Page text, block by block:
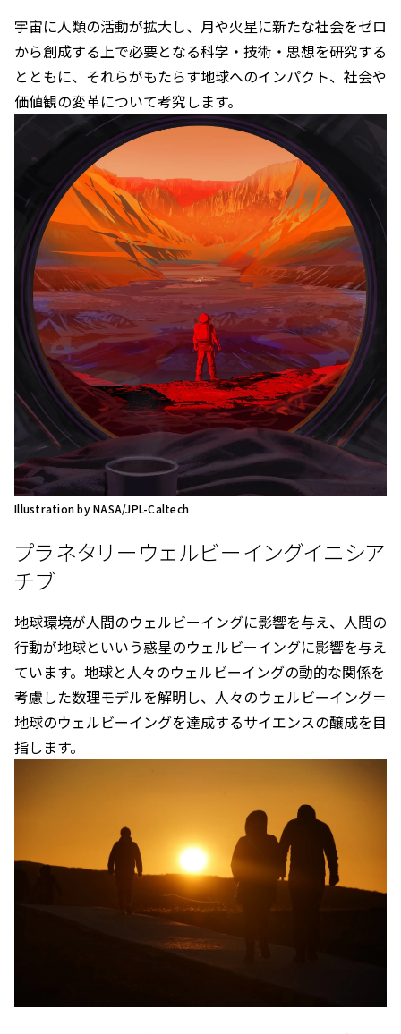
宇宙に人類の活動が拡大し、月や火星に新たな社会をゼロ
から創成する上で必要となる科学・技術・思想を研究する
とともに、それらがもたらす地球へのインパクト、社会や
価値観の変革について考究します。
Illustration by NASA/JPL-Caltech
プラネタリーウェルビーイングイニシア
チブ
地球環境が人間のウェルビーイングに影響を与え、人間の
行動が地球といいう惑星のウェルビーイングに影響を与え
ています。地球と人々のウェルビーイングの動的な関係を
考慮した数理モデルを解明し、人々のウェルビーイング＝
地球のウェルビーイングを達成するサイエンスの醸成を目
指します。